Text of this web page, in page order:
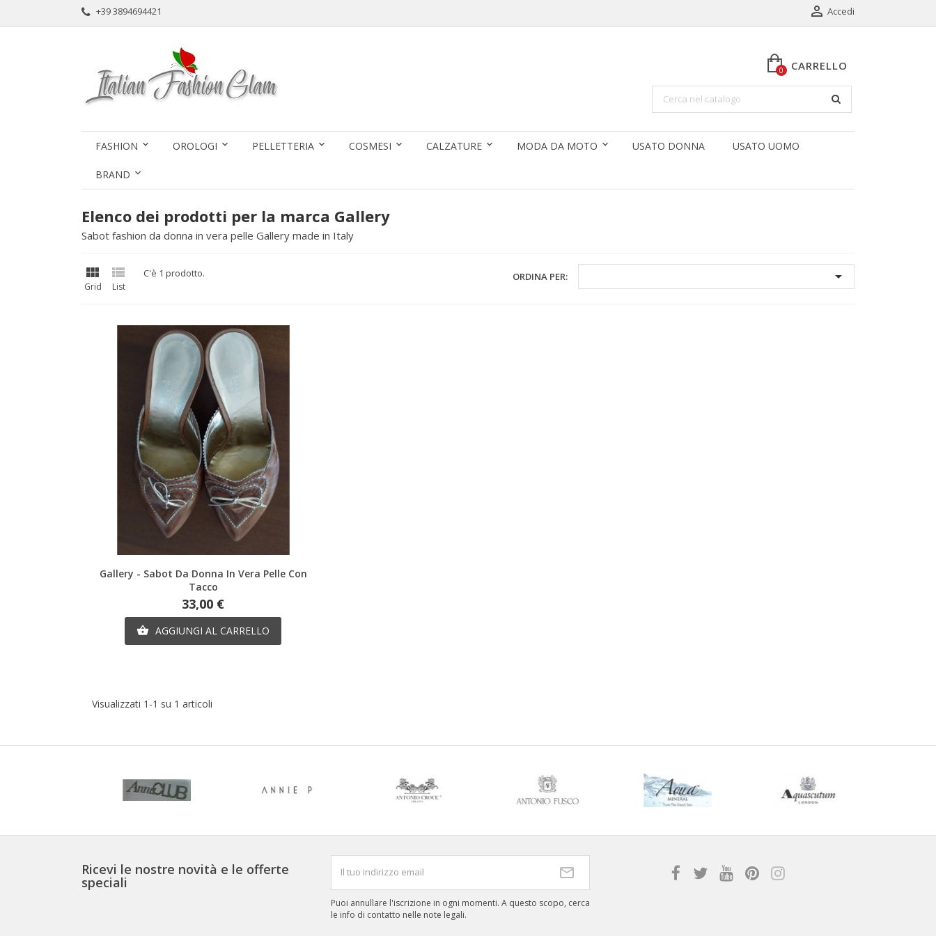
+39 3894694421  Accedi
CARRELLO
0
FASHION OROLOGI PELLETTERIA COSMESI CALZATURE MODA DA MOTO USATO DONNA USATO UOMO
BRAND
Elenco dei prodotti per la marca Gallery
Sabot fashion da donna in vera pelle Gallery made in Italy

Grid

List
C'è 1 prodotto. ORDINA PER: 
Anteprima
Gallery - Sabot Da Donna In Vera Pelle Con
Tacco
Prezzo
33,00 €
 AGGIUNGI AL CARRELLO
Visualizzati 1-1 su 1 articoli
Ricevi le nostre novità e le offerte
speciali
Puoi annullare l'iscrizione in ogni momenti. A questo scopo, cerca
le info di contatto nelle note legali.